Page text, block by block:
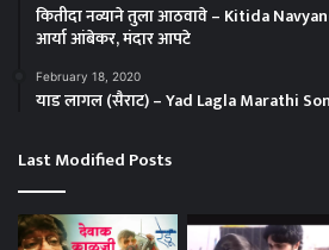
कितीदा नव्याने तुला आठवावे – Kitida
आर्या आंबेकर, मंदार आपटे
February 18, 2020
याड लागल (सैराट) – Yad Lagla Marathi
Last Modified Posts